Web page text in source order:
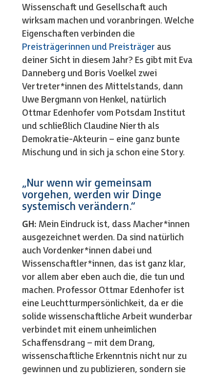
Wissenschaft und Gesellschaft auch
wirksam machen und voranbringen. Welche
Eigenschaften verbinden die
Preisträgerinnen und Preisträger aus
deiner Sicht in diesem Jahr? Es gibt mit Eva
Danneberg und Boris Voelkel zwei
Vertreter*innen des Mittelstands, dann
Uwe Bergmann von Henkel, natürlich
Ottmar Edenhofer vom Potsdam Institut
und schließlich Claudine Nierth als
Demokratie-Akteurin – eine ganz bunte
Mischung und in sich ja schon eine Story.
„Nur wenn wir gemeinsam
vorgehen, werden wir Dinge
systemisch verändern.“
GH: Mein Eindruck ist, dass Macher*innen
ausgezeichnet werden. Da sind natürlich
auch Vordenker*innen dabei und
Wissenschaftler*innen, das ist ganz klar,
vor allem aber eben auch die, die tun und
machen. Professor Ottmar Edenhofer ist
eine Leuchtturmpersönlichkeit, da er die
solide wissenschaftliche Arbeit wunderbar
verbindet mit einem unheimlichen
Schaffensdrang – mit dem Drang,
wissenschaftliche Erkenntnis nicht nur zu
gewinnen und zu publizieren, sondern sie